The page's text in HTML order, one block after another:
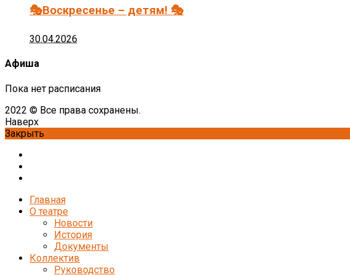
🎭Воскресенье – детям! 🎭
30.04.2026
Афиша
Пока нет расписания
2022 © Все права сохранены.
Наверх
Закрыть
Главная
О театре
Новости
История
Документы
Коллектив
Руководство